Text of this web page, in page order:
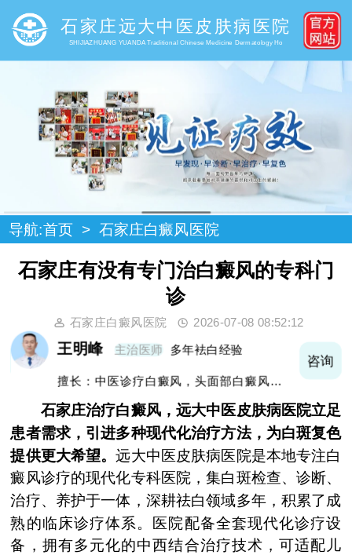
石家庄远大中医皮肤病医院
SHIJIAZHUANG YUANDA Traditional Chinese Medicine Dermatology Ho
导航:首页 > 石家庄白癜风医院
石家庄有没有专门治白癜风的专科门
诊
石家庄白癜风医院 2026-07-08 08:52:12
王明峰 主治医师 多年袪白经验
擅长：中医诊疗白癜风，头面部白癜风，青
咨询
石家庄治疗白癜风，远大中医皮肤病医院立足
患者需求，引进多种现代化治疗方法，为白斑复色
提供更大希望。远大中医皮肤病医院是本地专注白
癜风诊疗的现代化专科医院，集白斑检查、诊断、
治疗、养护于一体，深耕祛白领域多年，积累了成
熟的临床诊疗体系。医院配备全套现代化诊疗设
备，拥有多元化的中西结合治疗技术，可适配儿